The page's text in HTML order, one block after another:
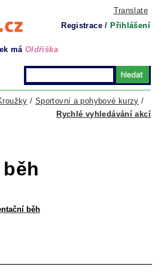
Translate
Registrace / Přihlášení
má Oldřiška
Rychlé vyhledávání akcí
/ Sportovní a pohybové kurzy /
běh